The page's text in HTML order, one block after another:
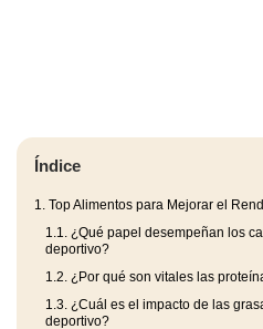
Índice
1. Top Alimentos para Mejorar el
1.1. ¿Qué papel desempeñan los
deportivo?
1.2. ¿Por qué son vitales las
1.3. ¿Cuál es el impacto de las
deportivo?